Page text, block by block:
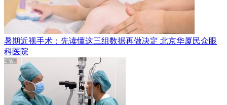
暑期近视手术：先读懂这三组数据再做决定 北京华厦民众眼
科医院